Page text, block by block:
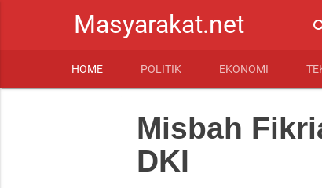
Masyarakat.net
HOME POLITIK EKONOMI
Misbah
DKI